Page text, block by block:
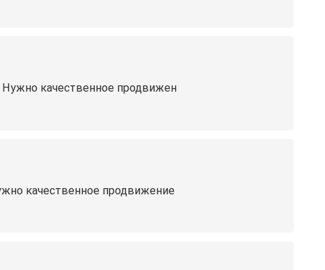
Нужно качественное продвижен
качественное продвижение